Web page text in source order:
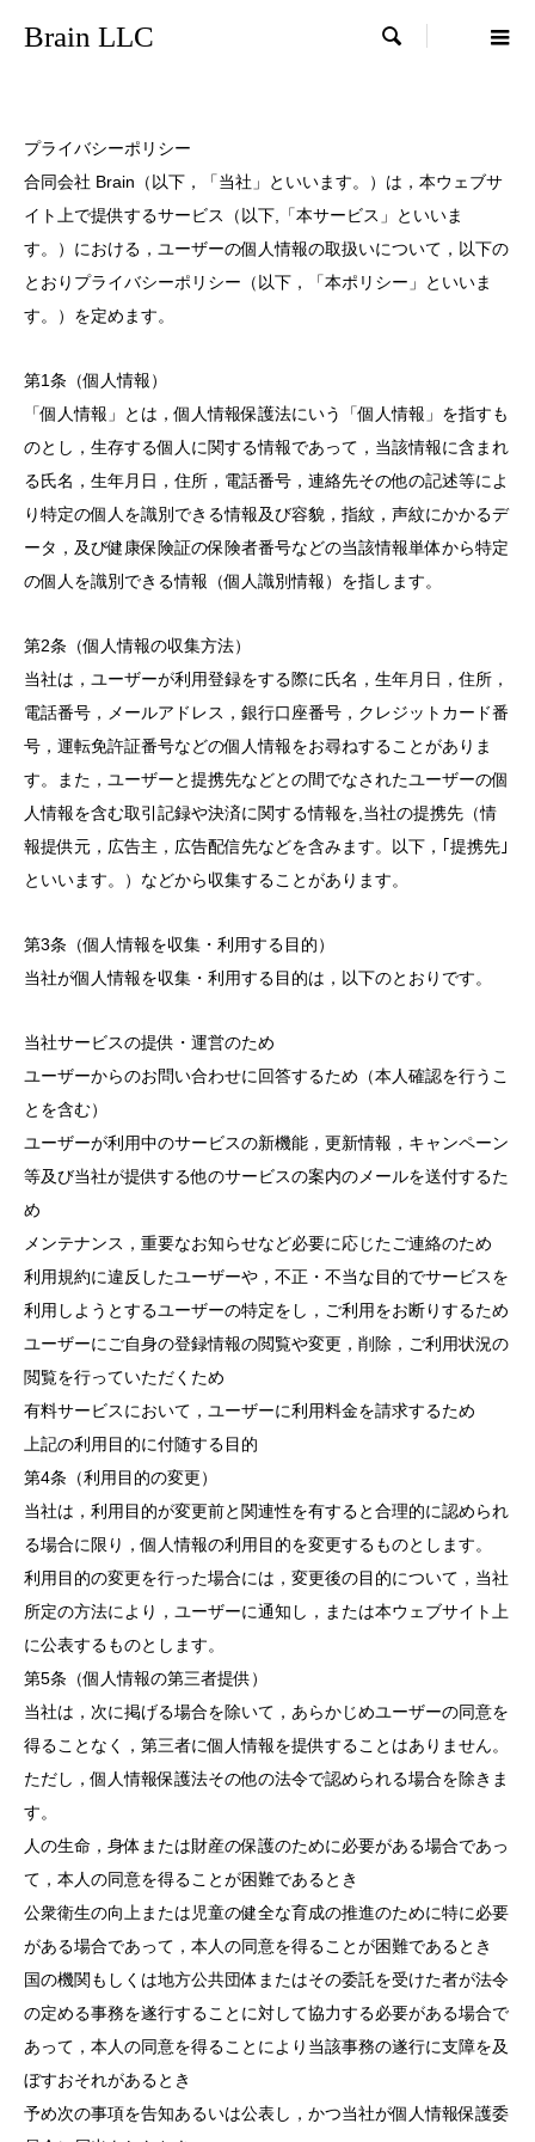
Brain LLC 
プライバシーポリシー
合同会社 Brain（以下，「当社」といいます。）は，本ウェブサ
イト上で提供するサービス（以下,「本サービス」といいま
す。）における，ユーザーの個人情報の取扱いについて，以下の
とおりプライバシーポリシー（以下，「本ポリシー」といいま
す。）を定めます。
第1条（個人情報）
「個人情報」とは，個人情報保護法にいう「個人情報」を指すも
のとし，生存する個人に関する情報であって，当該情報に含まれ
る氏名，生年月日，住所，電話番号，連絡先その他の記述等によ
り特定の個人を識別できる情報及び容貌，指紋，声紋にかかるデ
ータ，及び健康保険証の保険者番号などの当該情報単体から特定
の個人を識別できる情報（個人識別情報）を指します。
第2条（個人情報の収集方法）
当社は，ユーザーが利用登録をする際に氏名，生年月日，住所，
電話番号，メールアドレス，銀行口座番号，クレジットカード番
号，運転免許証番号などの個人情報をお尋ねすることがありま
す。また，ユーザーと提携先などとの間でなされたユーザーの個
人情報を含む取引記録や決済に関する情報を,当社の提携先（情
報提供元，広告主，広告配信先などを含みます。以下，｢提携先｣
といいます。）などから収集することがあります。
第3条（個人情報を収集・利用する目的）
当社が個人情報を収集・利用する目的は，以下のとおりです。
当社サービスの提供・運営のため
ユーザーからのお問い合わせに回答するため（本人確認を行うこ
とを含む）
ユーザーが利用中のサービスの新機能，更新情報，キャンペーン
等及び当社が提供する他のサービスの案内のメールを送付するた
め
メンテナンス，重要なお知らせなど必要に応じたご連絡のため
利用規約に違反したユーザーや，不正・不当な目的でサービスを
利用しようとするユーザーの特定をし，ご利用をお断りするため
ユーザーにご自身の登録情報の閲覧や変更，削除，ご利用状況の
閲覧を行っていただくため
有料サービスにおいて，ユーザーに利用料金を請求するため
上記の利用目的に付随する目的
第4条（利用目的の変更）
当社は，利用目的が変更前と関連性を有すると合理的に認められ
る場合に限り，個人情報の利用目的を変更するものとします。
利用目的の変更を行った場合には，変更後の目的について，当社
所定の方法により，ユーザーに通知し，または本ウェブサイト上
に公表するものとします。
第5条（個人情報の第三者提供）
当社は，次に掲げる場合を除いて，あらかじめユーザーの同意を
得ることなく，第三者に個人情報を提供することはありません。
ただし，個人情報保護法その他の法令で認められる場合を除きま
す。
人の生命，身体または財産の保護のために必要がある場合であっ
て，本人の同意を得ることが困難であるとき
公衆衛生の向上または児童の健全な育成の推進のために特に必要
がある場合であって，本人の同意を得ることが困難であるとき
国の機関もしくは地方公共団体またはその委託を受けた者が法令
の定める事務を遂行することに対して協力する必要がある場合で
あって，本人の同意を得ることにより当該事務の遂行に支障を及
ぼすおそれがあるとき
予め次の事項を告知あるいは公表し，かつ当社が個人情報保護委